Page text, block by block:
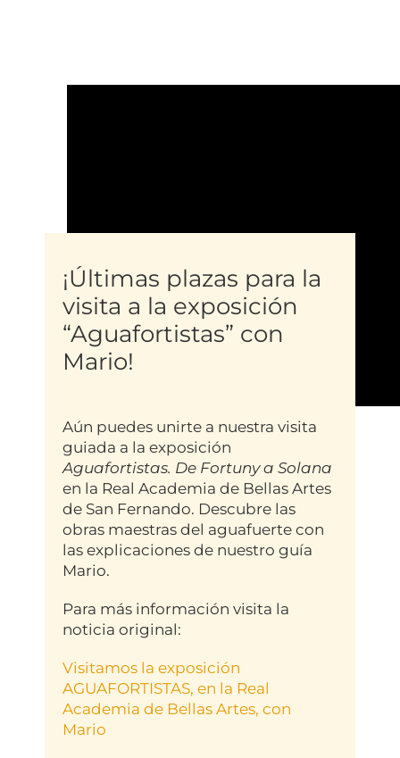
¡Últimas plazas para la
visita a la exposición
“Aguafortistas” con
Mario!
Aún puedes unirte a nuestra visita
guiada a la exposición
Aguafortistas. De Fortuny a Solana
en la Real Academia de Bellas Artes
de San Fernando. Descubre las
obras maestras del aguafuerte con
las explicaciones de nuestro guía
Mario.
Para más información visita la
noticia original:
Visitamos la exposición
AGUAFORTISTAS, en la Real
Academia de Bellas Artes, con
Mario